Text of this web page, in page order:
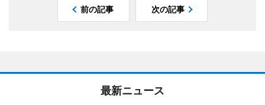
前の記事 次の記事
最新ニュース